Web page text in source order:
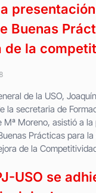
Buenas
de la
de la USO,
la secretaria de
Mª Moreno, asistió a
Prácticas para la
de la
USO se